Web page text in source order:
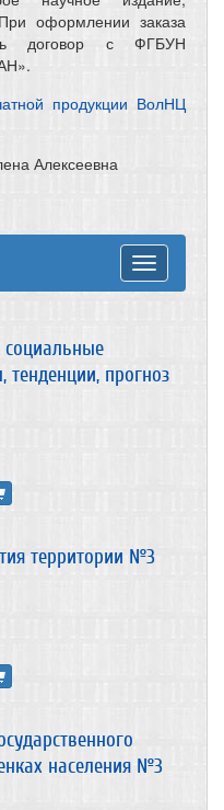
оформлении заказа
договор с ФГБУН
продукции ВолНЦ
Алексеевна
Toggle
navigation
социальные
прогноз
территории №3
населения №3